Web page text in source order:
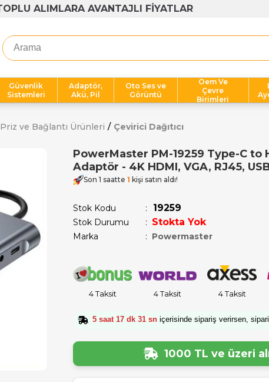
1000 TL ÜZERİ ÜCRETSİZ KARGO
Güvenlik
Sistemleri
Adaptör,
Akü, Pil
Oto Ses ve
Görüntü
Oem Ve
Çevre
Birimleri
Priz ve Bağlantı Ürünleri Çevirici Dağıtıcı
PowerMaster PM-19259 Type-C to
Adaptör - 4K HDMI, VGA, RJ45,
Son 1 saatte 1 kişi satın aldı!
Stok Kodu 19259
Stok Durumu : Stokta Yok
Marka : Powermaster
4 Taksit 4 Taksit 4 Taksit
5 saat 17 dk 30 sn içerisinde sipariş verirsen,
1000 TL ve üzeri